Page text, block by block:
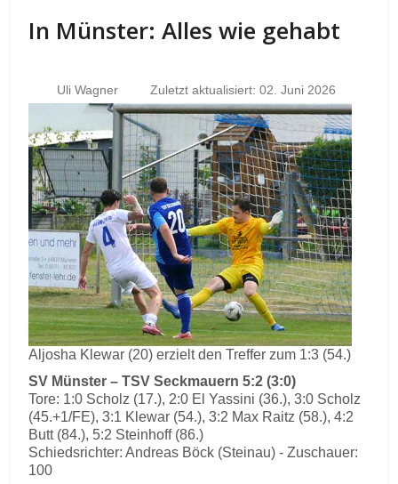
In Münster: Alles wie gehabt
Uli Wagner Zuletzt aktualisiert: 02. Juni 2026
Aljosha Klewar (20) erzielt den Treffer zum 1:3 (54.)
SV Münster – TSV Seckmauern 5:2 (3:0)
Tore: 1:0 Scholz (17.), 2:0 El Yassini (36.), 3:0 Scholz
(45.+1/FE), 3:1 Klewar (54.), 3:2 Max Raitz (58.), 4:2
Butt (84.), 5:2 Steinhoff (86.)
Schiedsrichter: Andreas Böck (Steinau) - Zuschauer:
100